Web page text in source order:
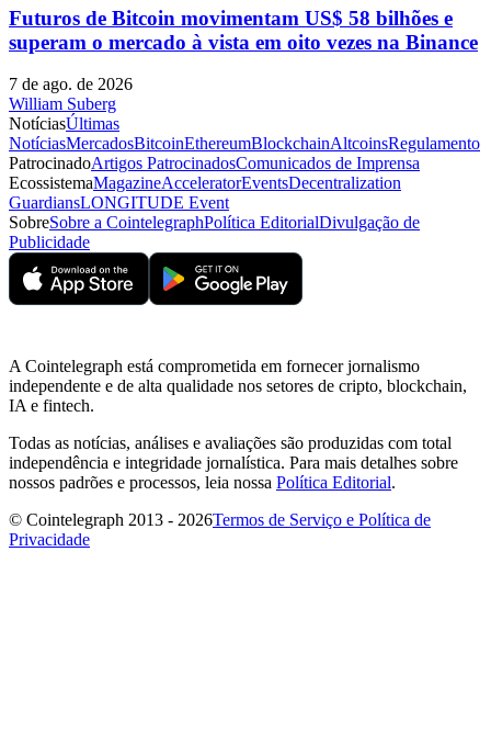
Futuros de Bitcoin movimentam US$ 58 bilhões e
superam o mercado à vista em oito vezes na Binance
7 de ago. de 2026
William Suberg
NotíciasÚltimas
NotíciasMercadosBitcoinEthereumBlockchainAltcoinsRegulamento
PatrocinadoArtigos PatrocinadosComunicados de Imprensa
EcossistemaMagazineAcceleratorEventsDecentralization
GuardiansLONGITUDE Event
SobreSobre a CointelegraphPolítica EditorialDivulgação de
Publicidade
A Cointelegraph está comprometida em fornecer jornalismo
independente e de alta qualidade nos setores de cripto, blockchain,
IA e fintech.
Todas as notícias, análises e avaliações são produzidas com total
independência e integridade jornalística. Para mais detalhes sobre
nossos padrões e processos, leia nossa Política Editorial.
© Cointelegraph 2013 - 2026Termos de Serviço e Política de
Privacidade